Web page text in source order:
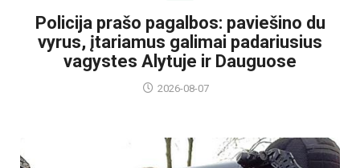
Policija prašo pagalbos: paviešino du
vyrus, įtariamus galimai padariusius
vagystes Alytuje ir Dauguose
2026-08-07